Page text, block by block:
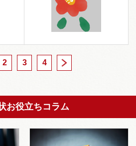
2 3 4
お役立ちコラム